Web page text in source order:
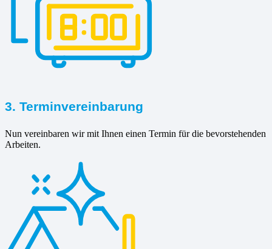
3. Terminvereinbarung
Nun vereinbaren wir mit Ihnen einen Termin für die bevorstehenden
Arbeiten.